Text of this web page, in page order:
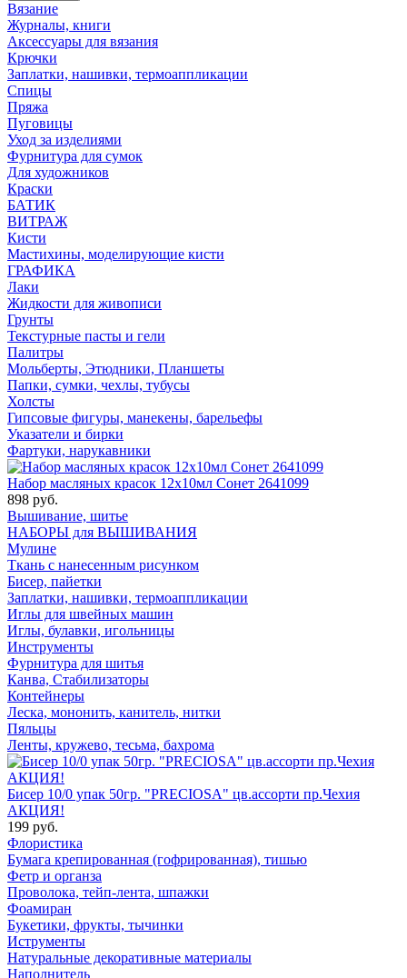
Вязание
Журналы, книги
Аксессуары для вязания
Крючки
Заплатки, нашивки, термоаппликации
Спицы
Пряжа
Пуговицы
Уход за изделиями
Фурнитура для сумок
Для художников
Краски
БАТИК
ВИТРАЖ
Кисти
Мастихины, моделирующие кисти
ГРАФИКА
Лаки
Жидкости для живописи
Грунты
Текстурные пасты и гели
Палитры
Мольберты, Этюдники, Планшеты
Папки, сумки, чехлы, тубусы
Холсты
Гипсовые фигуры, манекены, барельефы
Указатели и бирки
Фартуки, нарукавники
Набор масляных красок 12х10мл Сонет 2641099
898 руб.
Вышивание, шитье
НАБОРЫ для ВЫШИВАНИЯ
Мулине
Ткань с нанесенным рисунком
Бисер, пайетки
Заплатки, нашивки, термоаппликации
Иглы для швейных машин
Иглы, булавки, игольницы
Инструменты
Фурнитура для шитья
Канва, Стабилизаторы
Контейнеры
Леска, мононить, канитель, нитки
Пяльцы
Ленты, кружево, тесьма, бахрома
Бисер 10/0 упак 50гр. "PRECIOSA" цв.ассорти пр.Чехия
АКЦИЯ!
199 руб.
Флористика
Бумага крепированная (гофрированная), тишью
Фетр и органза
Проволока, тейп-лента, шпажки
Фоамиран
Букетики, фрукты, тычинки
Иструменты
Натуральные декоративные материалы
Наполнитель